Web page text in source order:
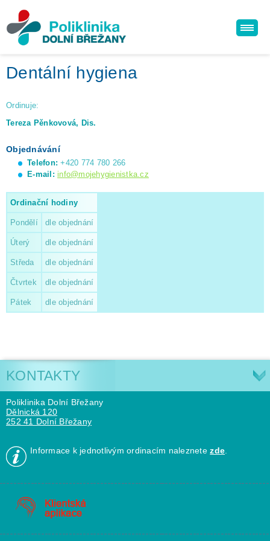
Dentální hygiena
Ordinuje:
Tereza Pěnkovová, Dis.
​Objednávání
Telefon: +420 774 780 266
E-mail: info@mojehygienistka.cz
Ordinační hodiny
Pondělí dle objednání
Úterý dle objednání
Středa dle objednání
Čtvrtek dle objednání
Pátek dle objednání
KONTAKTY
Poliklinika Dolní Břežany
Dělnická 120
252 41 Dolní Břežany
Informace k jednotlivým ordinacím naleznetezde